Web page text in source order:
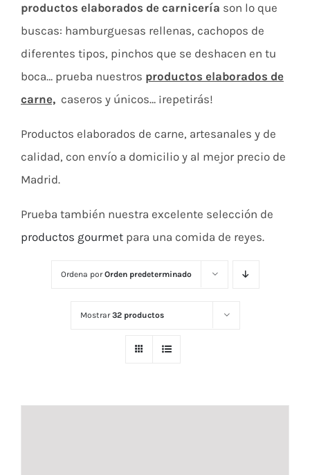
productos elaborados de carnicería son lo que
buscas: hamburguesas rellenas, cachopos de
diferentes tipos, pinchos que se deshacen en tu
boca… prueba nuestros productos elaborados de
carne, caseros y únicos… ¡repetirás!
Productos elaborados de carne, artesanales y de
calidad, con envío a domicilio y al mejor precio de
Madrid.
Prueba también nuestra excelente selección de
productos gourmet para una comida de reyes.
Ordena porOrden predeterminado
Mostrar32 productos